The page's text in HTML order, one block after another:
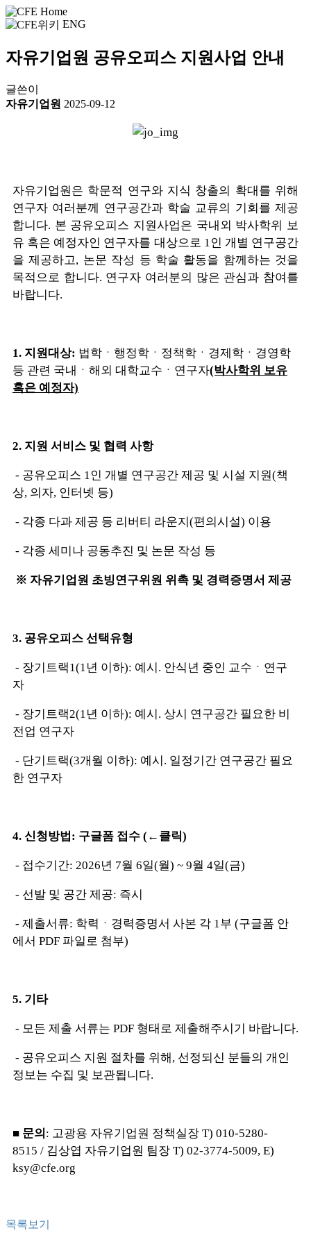
ENG
자유기업원 공유오피스 지원사업 안내
글쓴이
자유기업원 2025-09-12
자유기업원은 학문적 연구와 지식 창출의 확대를 위해
연구자 여러분께 연구공간과 학술 교류의 기회를 제공
합니다. 본 공유오피 스 지원사업은 국내외 박사학위 보
유 혹은 예정자인 연구자를 대상으로 1인 개별 연구공간
을 제공하고, 논문 작성 등 학술 활동을 함께하는 것을
목적으로 합니다. 연구자 여러분의 많은 관심과 참여를
바랍니다.
1. 지원대상: 법학ㆍ행정학ㆍ정책학ㆍ경제학ㆍ경영학
등 관련 국내ㆍ해외 대학교수ㆍ연구자(박사학위 보유
혹은 예정자)
2. 지원 서비스 및 협력 사항
- 공유오피스 1인 개별 연구공간 제공 및 시설 지원(책
상, 의자, 인터넷 등)
- 각종 다과 제공 등 리버티 라운지(편의시설) 이용
- 각종 세미나 공동추진 및 논문 작성 등
※ 자유기업원 초빙연구위원 위촉 및 경력증명서 제공
3. 공유오피스 선택유형
- 장기트랙1(1년 이하): 예시. 안식년 중인 교수ㆍ연구
자
- 장기트랙2(1년 이하): 예시. 상시 연구공간 필요한 비
전업 연구자
- 단기트랙(3개월 이하): 예시. 일정기간 연구공간 필요
한 연구자
4. 신청방법: 구글폼 접수 (←클릭)
- 접수기간: 2026년 7월 6일(월) ~ 9월 4일(금)
- 선발 및 공간 제공: 즉시
- 제출서류: 학력 ㆍ경력증명서 사본 각 1부 (구글폼 안
에서 PDF 파일로 첨부)
5. 기타
- 모든 제출 서류는 PDF 형태로 제출해주시기 바랍니다.
- 공유오피스 지원 절차를 위해, 선정되신 분들의 개인
정보는 수집 및 보관됩니다.
■ 문의 : 고광용 자유기업원 정책실장 T) 010-5280-
8515 / 김상엽 자유기업원 팀장 T) 02-3774-5009, E)
ksy@cfe.org
목록보기